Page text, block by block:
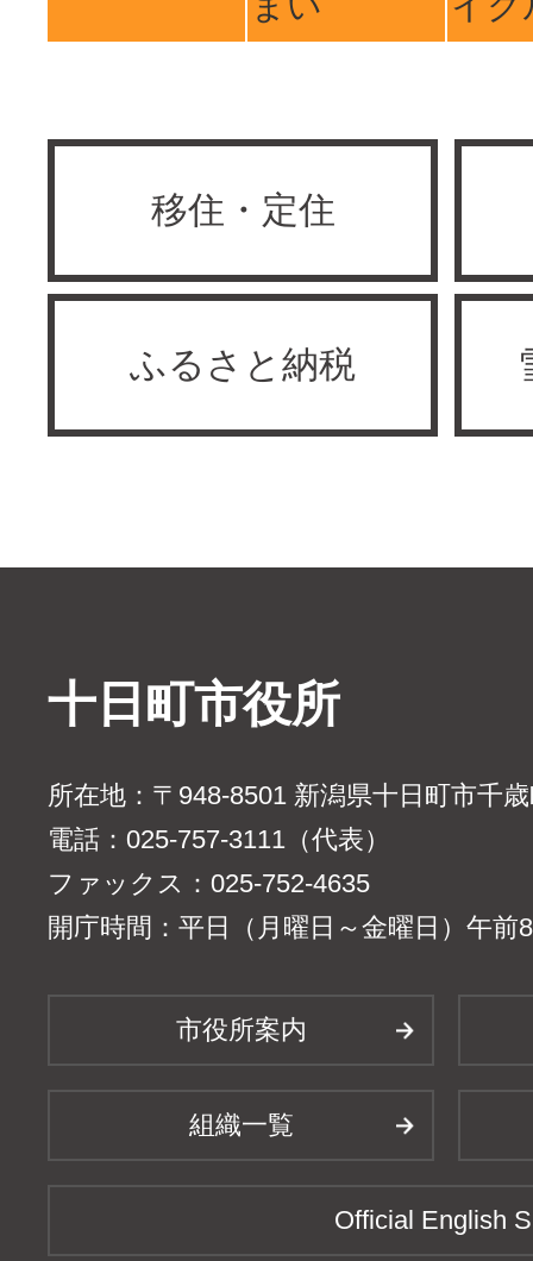
移住・定住
ふるさと納税
十日町市役所
所在地：〒948-8501 新潟県十日町市千
電話：025-757-3111（代表）
ファックス：025-752-4635
開庁時間：平日（月曜日～金曜日）午前
市役所案内
組織一覧
Official English